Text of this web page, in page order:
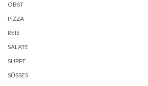
OBST
PIZZA
REIS
SALATE
SUPPE
SÜSSES